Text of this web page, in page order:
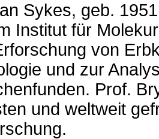
Sykes, geb.
Institut für
von
und zur
Prof.
und weltweit